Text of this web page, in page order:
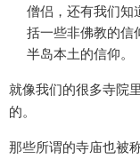
僧侣，还有我们知
括一些非佛教的信
半岛本土的信仰。
就像我们的很多寺院
的。
那些所谓的寺庙也被